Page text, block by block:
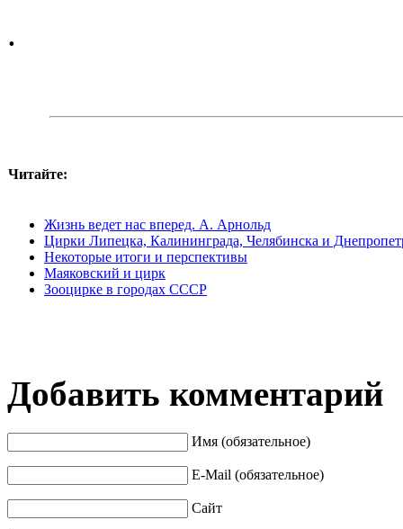
.
Читайте:
Жизнь ведет нас вперед. А. Арнольд
Цирки Липецка, Калининграда, Челябинска и
Некоторые итоги и перспективы
Маяковский и цирк
Зооцирке в городах СССР
Добавить комментарий
Имя (обязательное)
E-Mail (обязательное)
Сайт